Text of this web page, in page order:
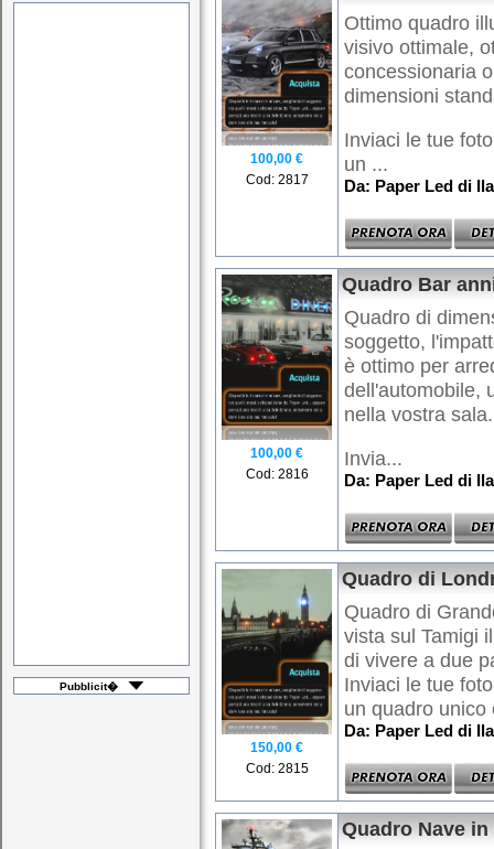
Pubblicit�
100,00 €
Cod: 2817
Ottimo quadro
visivo ottimale,
concessionaria
dimensioni
Inviaci le tue
un ...
Da: Paper Led di
100,00 €
Cod: 2816
Quadro Bar
Quadro di
soggetto,
è ottimo per
dell'automobile,
nella vostra sala.
Invia...
Da: Paper Led di
150,00 €
Cod: 2815
Quadro di
Quadro di
vista sul Tamigi
di vivere a due
Inviaci le tue
un quadro unico
Da: Paper Led di
Quadro Nave